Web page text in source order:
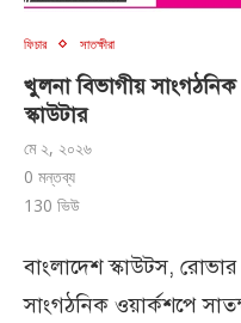
ফিচার সাতক্ষীরা
খুলনা বিভাগীয়
স্কাউটার
মে ২, ২০২৬
0 মন্তব্য
130 ভিউ
বাংলাদেশ স্কাউটস,
সাংগঠনিক ওয়ার্কশপে